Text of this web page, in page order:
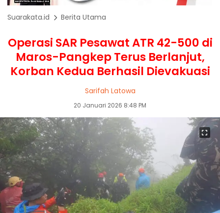
Suarakata.id Berita Utama
Operasi SAR Pesawat ATR 42-500 di
Maros-Pangkep Terus Berlanjut,
Korban Kedua Berhasil Dievakuasi
Sarifah Latowa
20 Januari 2026 8:48 PM